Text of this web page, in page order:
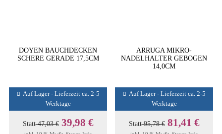
DOYEN BAUCHDECKEN
SCHERE GERADE 17,5CM
Auf Lager - Lieferzeit ca. 2-5
Werktage
Statt47,03 € 39,98 €
ARRUGA MIKRO-
NADELHALTER GEBOGEN
14,0CM
Auf Lager - Lieferzeit ca. 2-5
Werktage
Statt95,78 € 81,41 €